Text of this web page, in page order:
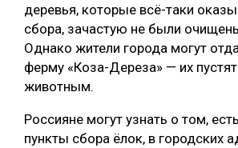
деревья, которые всё-таки
сбора, зачастую не были
Однако жители города могут
ферму «Коза-Дереза» — их
животным.
Россияне могут узнать о том,
пункты сбора ёлок, в городских